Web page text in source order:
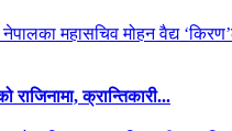
राजिनामा, क्रान्तिकारी...